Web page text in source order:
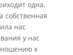
одна.
собственная
нас
у нас
к